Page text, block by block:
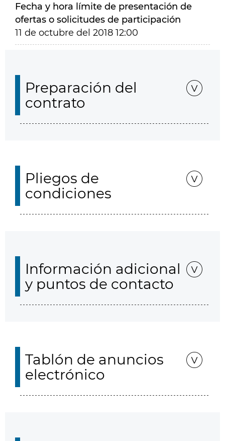
Fecha y hora límite de presentación de
ofertas o solicitudes de participación
11 de octubre del 2018 12:00
Preparación del
contrato
Pliegos de
condiciones
Información adicional
y puntos de contacto
Tablón de anuncios
electrónico